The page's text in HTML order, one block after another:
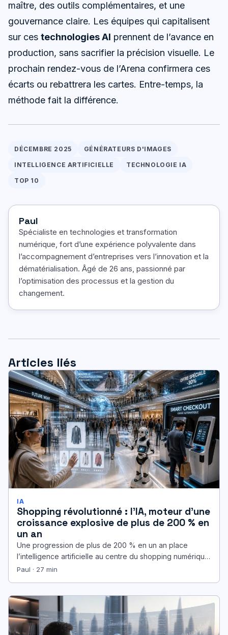
maître, des outils complémentaires, et une
gouvernance claire. Les équipes qui capitalisent
sur ces technologies AI prennent de l’avance en
production, sans sacrifier la précision visuelle. Le
prochain rendez-vous de l’Arena confirmera ces
écarts ou rebattrera les cartes. Entre-temps, la
méthode fait la différence.
DÉCEMBRE 2025 GÉNÉRATEURS D'IMAGES
INTELLIGENCE ARTIFICIELLE TECHNOLOGIE IA
TOP 10
Paul
Spécialiste en technologies et transformation
numérique, fort d’une expérience polyvalente dans
l’accompagnement d’entreprises vers l’innovation et la
dématérialisation. Âgé de 26 ans, passionné par
l’optimisation des processus et la gestion du
changement.
Articles liés
IA
Shopping révolutionné : l’IA, moteur d’une
croissance explosive de plus de 200 % en
un an
Une progression de plus de 200 % en un an place
l’intelligence artificielle au centre du shopping numérique,
mais ce…
Paul · 27 min